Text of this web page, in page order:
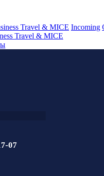
Travel & MICE Incoming
Travel & MICE
07